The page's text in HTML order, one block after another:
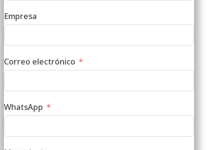
Empresa
Correo electrónico
WhatsApp